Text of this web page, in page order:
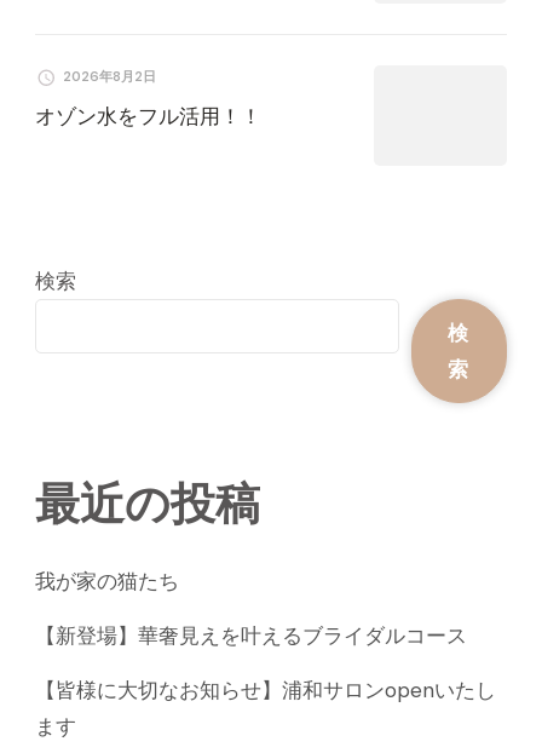
2026年8月2日
オゾン水をフル活用！！
検索
検
索
最近の投稿
我が家の猫たち
【新登場】華奢見えを叶えるブライダルコース
【皆様に大切なお知らせ】浦和サロンopenいたし
ます